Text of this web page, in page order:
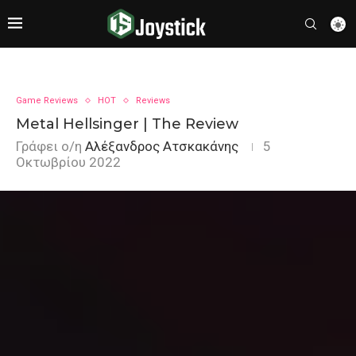
Game Reviews HOT Reviews
Metal Hellsinger | The Review
Γράφει ο/η Αλέξανδρος Ατσκακάνης
5
Οκτωβρίου 2022